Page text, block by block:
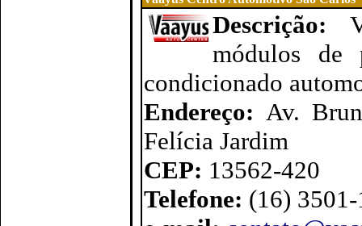
Descrição:
módulos de
condicionado
Endereço: Av.
Felícia Jardim
CEP: 13562-420
Telefone: (16)